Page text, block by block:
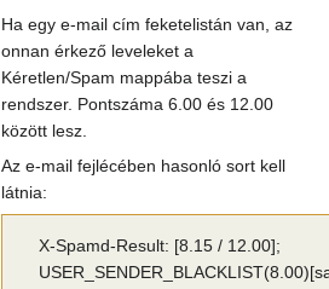
Ha egy e-mail cím feketelistán van, az
onnan érkező leveleket a
Kéretlen/Spam mappába teszi a
rendszer. Pontszáma 6.00 és 12.00
között lesz.
Az e-mail fejlécében hasonló sort kell
látnia:
X-Spamd-Result: [8.15 / 12.00];